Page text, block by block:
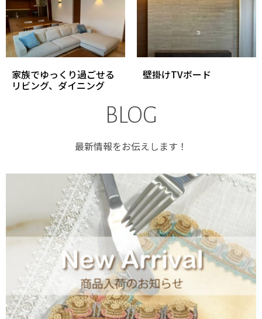
家族でゆっくり過ごせる
リビング、ダイニング
壁掛けTVボード
BLOG
最新情報をお伝えします！